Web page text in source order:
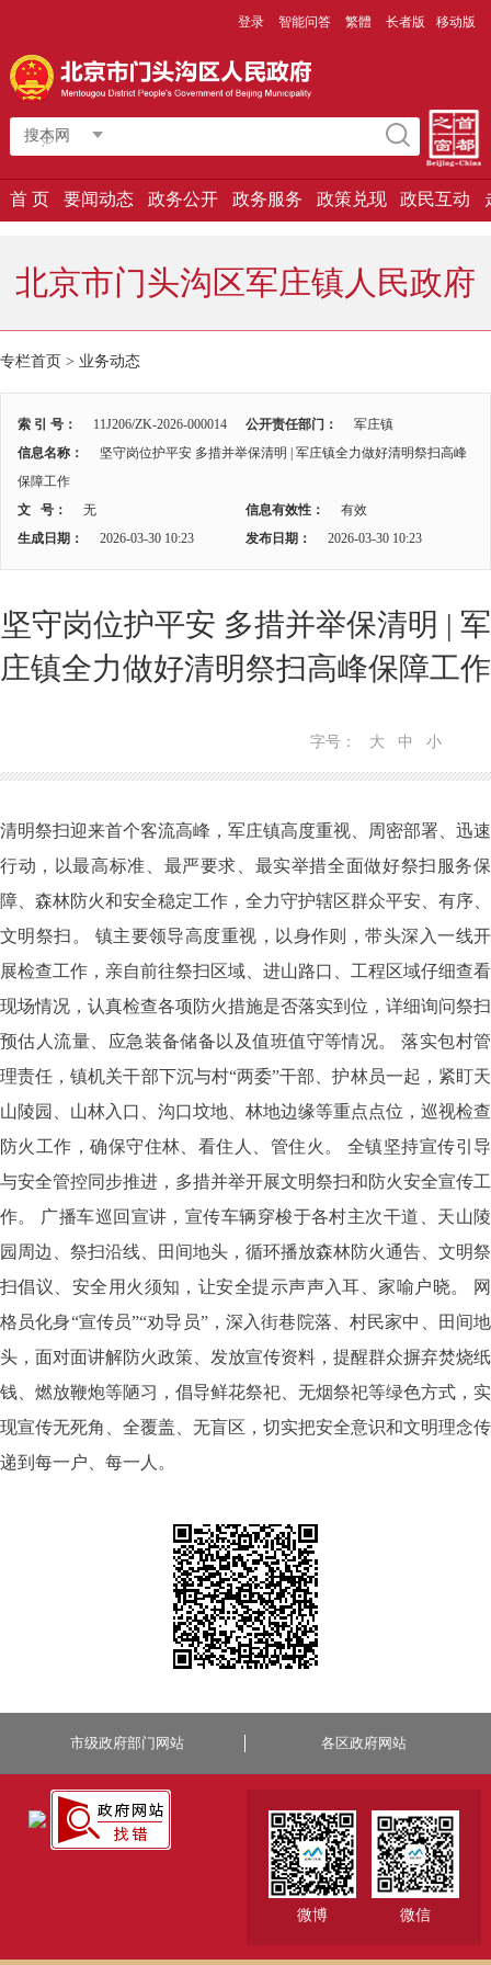
登录 智能问答 繁體 长者版 移动版
搜本网
首 页 要闻动态 政务公开 政务服务 政策兑现 政民互动
北京市门头沟区军庄镇人民政府
专栏首页 > 业务动态
索 引 号： 11J206/ZK-2026-000014 公开责任部门：
军庄镇
信息名称：
坚守岗位护平安 多措并举保清明 | 军庄镇全力做好清明祭扫高峰
保障工作
文 号：
无 信息有效性：
有效
生成日期：
2026-03-30 10:23 发布日期： 2026-03-30 10:23
坚守岗位护平安 多措并举保清明 | 军
庄镇全力做好清明祭扫高峰保障工作
字号： 大 中 小
清明祭扫迎来首个客流高峰，军庄镇高度重视、周密部署、迅速
行动，以最高标准、最严要求、最实举措全面做好祭扫服务保
障、森林防火和安全稳定工作，全力守护辖区群众平安、有序、
文明祭扫。 镇主要领导高度重视，以身作则，带头深入一线开
展检查工作，亲自前往祭扫区域、进山路口、工程区域仔细查看
现场情况，认真检查各项防火措施是否落实到位，详细询问祭扫
预估人流量、应急装备储备以及值班值守等情况。落实包村管
理责任，镇机关干部下沉与村“两委”干部、护林员一起，紧盯天
山陵园、山林入口、沟口坟地、林地边缘等重点点位，巡视检查
防火工作，确保守住林、看住人、管住火。 全镇坚持宣传引导
与安全管控同步推进，多措并举开展文明祭扫和防火安全宣传工
作。 广播车巡回宣讲，宣传车辆穿梭于各村主次干道、天山陵
园周边、祭扫沿线、田间地头，循环播放森林防火通告、文明祭
扫倡议、安全用火须知，让安全提示声声入耳、家喻户晓。
网
格员化身“宣传员”“劝导员”，深入街巷院落、村民家中、田间地
头，面对面讲解防火政策、发放宣传资料，提醒群众摒弃焚烧纸
钱、燃放鞭炮等陋习，倡导鲜花祭祀、无烟祭祀等绿色方式，实
现宣传无死角、全覆盖、无盲区，切实把安全意识和文明理念传
递到每一户、每一人。
市级政府部门网站 各区政府网站
微博 微信